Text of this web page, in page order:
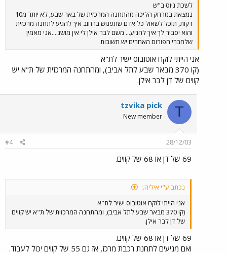
לשכת גיוס ב"ש
נמצאת במרחק הליכה מהתחנה המרכזית של באר שבע, לא יותר מ10
דקות, תוכל לשאול כל אדם שתפגוש ברחוב איך להגיע לתחנה מרכזית
והוא יסביר לך איך להגיע... משם לבר אילן לי אין מושג....אני מאמין
שלחברי הפורום האחרים יש תשובות
אני הייתי לוקח אוטובוס ישיר לת"א
(קו 370 מבאר שבע לתל אביב), ומהתחנה המרכזית של ת"א יש
קווים של דן לבר אילן.
T
tzvika pick
New member
28/12/03
#4
69 של דן או 68 של קווים.
נכתב ע"י איליה.:
אני הייתי לוקח אוטובוס ישיר לת"א
(קו 370 מבאר שבע לתל אביב), ומהתחנה המרכזית של ת"א יש קווים
של דן לבר אילן.
69 של דן או 68 של קווים.
ואם מגיעים לתחנת רכבת מרכז, אז גם 55 של קווים יכול לעבוד.